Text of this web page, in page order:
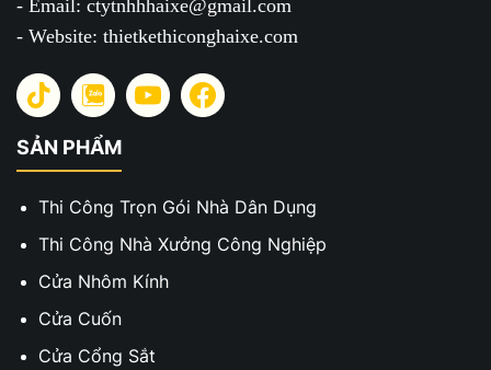
- Email: ctytnhhhaixe@gmail.com
- Website: thietkethiconghaixe.com
SẢN PHẨM
Thi Công Trọn Gói Nhà Dân Dụng
Thi Công Nhà Xưởng Công Nghiệp
Cửa Nhôm Kính
Cửa Cuốn
Cửa Cổng Sắt